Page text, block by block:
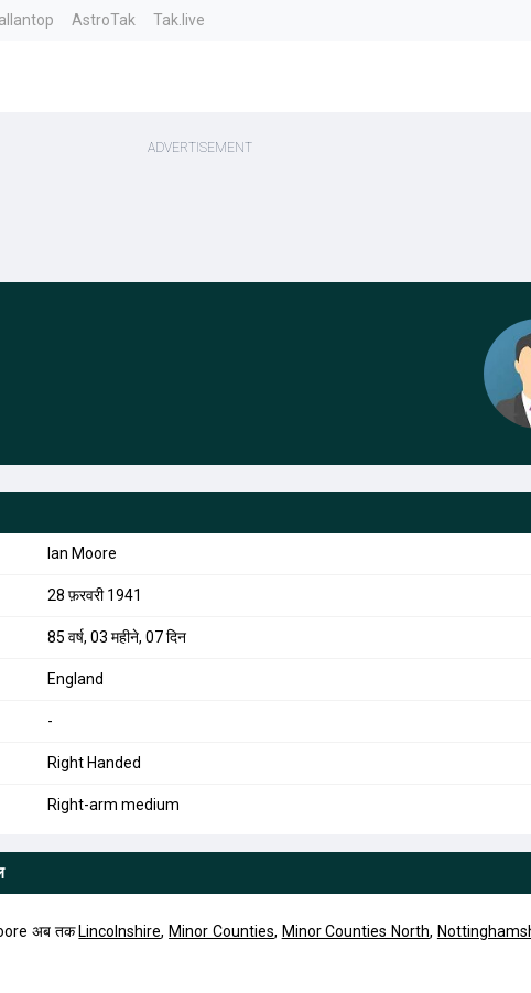
Lallantop AstroTak Tak.live
Ian Moore
28 फ़रवरी 1941
85 वर्ष, 03 महीने, 07 दिन
England
-
Right Handed
Right-arm medium
अब तक Lincolnshire, Minor Counties, Minor Counties North,